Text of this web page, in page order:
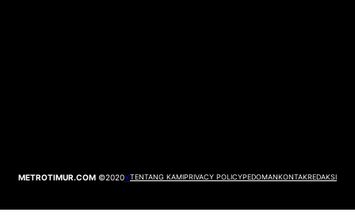
METROTIMUR.COM ©2020YTENTANG KAMIPRIVACY POLICYPEDOMANKONTAKREDAKSI